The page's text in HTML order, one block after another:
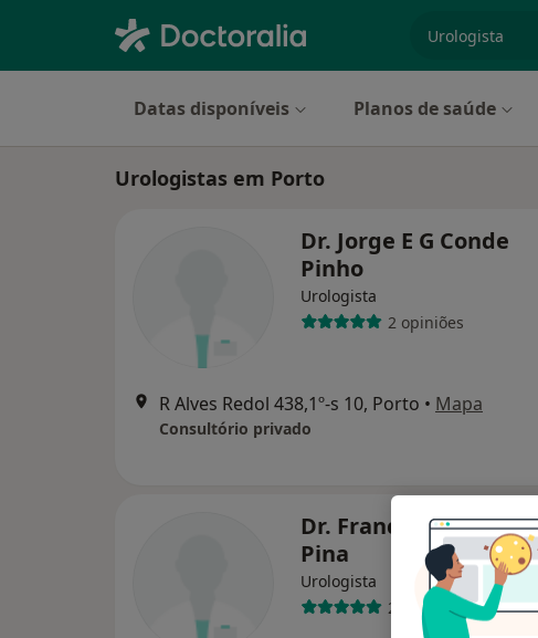
Datas disponíveis Planos de saúde
Urologistas em Porto
Dr. Jorge E G Conde
Pinho
Urologista
2 opiniões
R Alves Redol 438,1º-s 10, Porto • Mapa
Consultório privado
Dr. Francisco Madeira
Pina
Urologista
2 opiniões